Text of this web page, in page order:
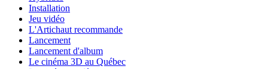
Installation
Jeu vidéo
L'Artichaut recommande
Lancement
Lancement d'album
Le cinéma 3D au Québec